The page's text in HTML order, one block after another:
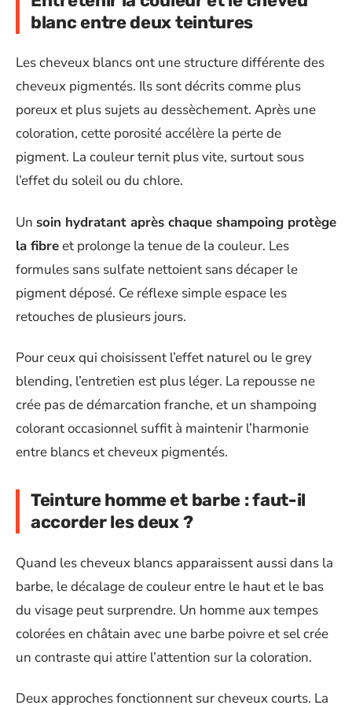
blanc entre deux teintures
Les cheveux blancs ont une structure différente des
cheveux pigmentés. Ils sont décrits comme plus
poreux et plus sujets au dessèchement. Après une
coloration, cette porosité accélère la perte de
pigment. La couleur ternit plus vite, surtout sous
l’effet du soleil ou du chlore.
Un soin hydratant après chaque shampoing protège
la fibreet prolonge la tenue de la couleur. Les
formules sans sulfate nettoient sans décaper le
pigment déposé. Ce réflexe simple espace les
retouches de plusieurs jours.
Pour ceux qui choisissent l’effet naturel ou le grey
blending, l’entretien est plus léger. La repousse ne
crée pas de démarcation franche, et un shampoing
colorant occasionnel suffit à maintenir l’harmonie
entre blancs et cheveux pigmentés.
Teinture homme et barbe : faut-il
accorder les deux ?
Quand les cheveux blancs apparaissent aussi dans la
barbe, le décalage de couleur entre le haut et le bas
du visage peut surprendre. Un homme aux tempes
colorées en châtain avec une barbe poivre et sel crée
un contraste qui attire l’attention sur la coloration.
Deux approches fonctionnent sur cheveux courts. La